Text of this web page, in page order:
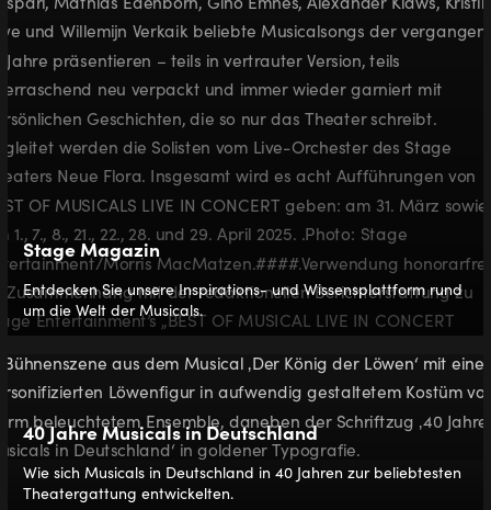
Stage Magazin
Entdecken Sie unsere Inspirations- und Wissensplattform rund
um die Welt der Musicals.
40 Jahre Musicals in Deutschland
Wie sich Musicals in Deutschland in 40 Jahren zur beliebtesten
Theatergattung entwickelten.